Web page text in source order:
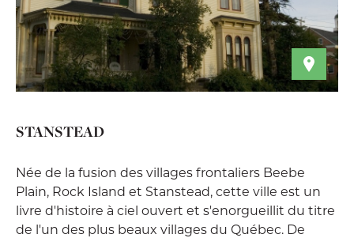
STANSTEAD
Née de la fusion des villages frontaliers Beebe
Plain, Rock Island et Stanstead, cette ville est un
livre d'histoire à ciel ouvert et s'enorgueillit du titre
de l'un des plus beaux villages du Québec. De